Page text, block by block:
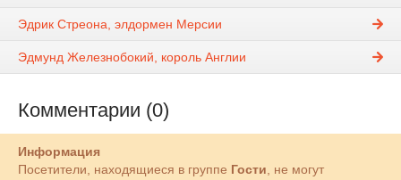
Эдрик Стреона, элдормен Мерсии
Эдмунд Железнобокий, король Англии
Комментарии (0)
Информация
Посетители, находящиеся в группе Гости, не могут